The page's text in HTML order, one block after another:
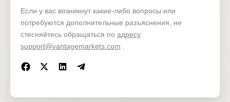
14:00-16:30 5:1
16:30-22:45
22:45-23:00
Если у вас возникнут какие-либо вопросы или
потребуются дополнительные разъяснения, не
стесняйтесь обращаться по адресу
support@vantagemarkets.com